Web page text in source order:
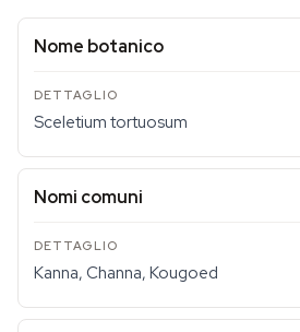
Nome botanico
Sceletium tortuosum
Nomi comuni
Kanna, Channa, Kougoed